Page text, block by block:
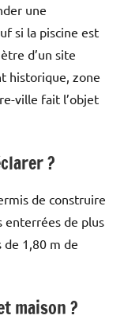
une
si la piscine est
d’un site
historique, zone
ville fait l’objet
?
de construire
enterrées de plus
1,80 m de
maison ?